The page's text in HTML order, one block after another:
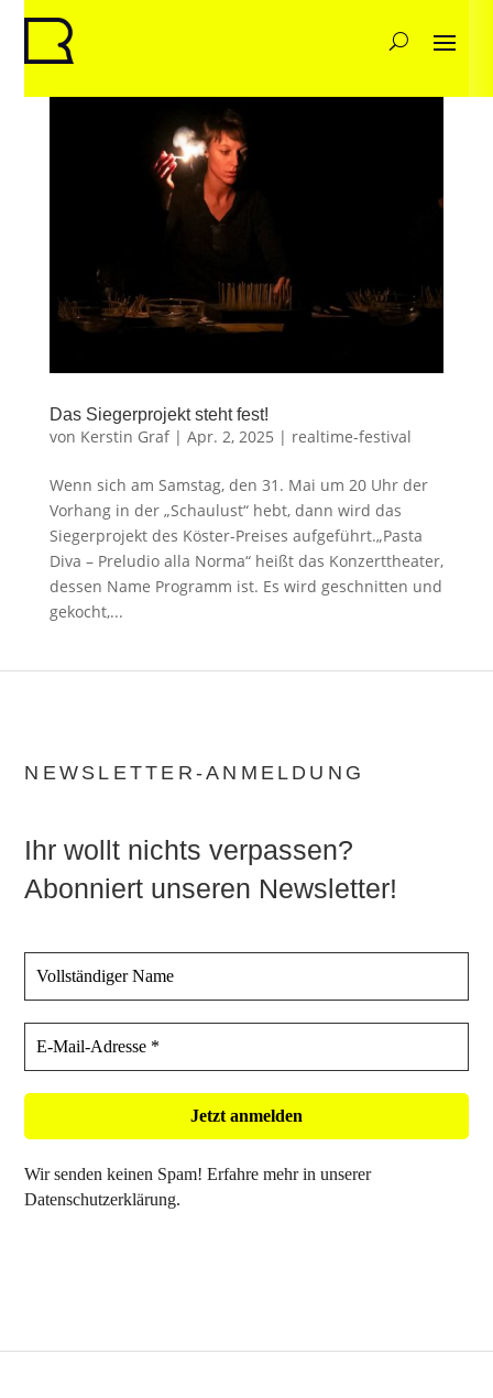
Das Siegerprojekt steht fest!
von Kerstin Graf| Apr. 2, 2025 | realtime-festival
Wenn sich am Samstag, den 31. Mai um 20 Uhr der
Vorhang in der „Schaulust“ hebt, dann wird das
Siegerprojekt des Köster-Preises aufgeführt.„Pasta
Diva – Preludio alla Norma“ heißt das Konzerttheater,
dessen Name Programm ist. Es wird geschnitten und
gekocht,...
NEWSLETTER-ANMELDUNG
Ihr wollt nichts verpassen?
Abonniert unseren Newsletter!
Wir senden keinen Spam! Erfahre mehr in unserer
Datenschutzerklärung.